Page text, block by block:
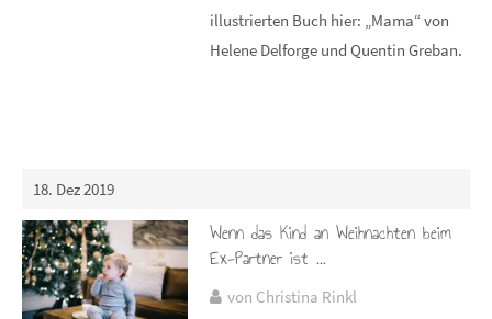
illustrierten Buch hier: „Mama“ von
Helene Delforge und Quentin Greban.
18. Dez 2019
Wenn das Kind an Weihnachten beim
Ex-Partner ist ...
von Christina Rinkl